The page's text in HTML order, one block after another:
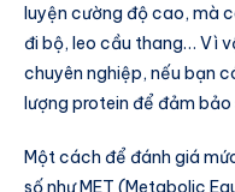
luyện cường độ cao, mà
đi bộ, leo cầu thang… Vì
chuyên nghiệp, nếu bạn
lượng protein để đảm
Một cách để đánh giá